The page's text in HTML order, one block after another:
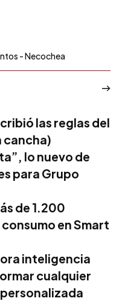
- Necochea
las reglas del
cancha)
lo nuevo de
para Grupo
de 1.200
en Smart
inteligencia
cualquier